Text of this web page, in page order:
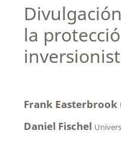
la
Frank Easterbrook
Daniel Fischel